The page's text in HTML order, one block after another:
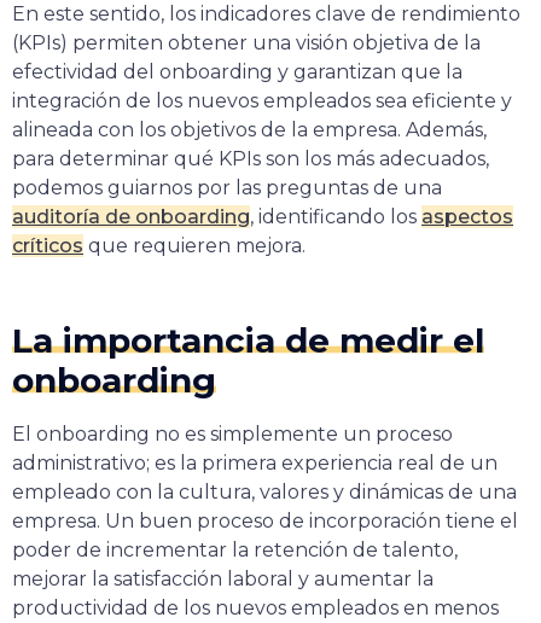
En este sentido, los indicadores clave de rendimiento
(KPIs) permiten obtener una visión objetiva de la
efectividad del onboarding y garantizan que la
integración de los nuevos empleados sea eficiente y
alineada con los objetivos de la empresa. Además,
para determinar qué KPIs son los más adecuados,
podemos guiarnos por las preguntas de una
auditoría de onboarding, identificando los aspectos
críticos que requieren mejora.
La importancia de medir el
onboarding
El onboarding no es simplemente un proceso
administrativo; es la primera experiencia real de un
empleado con la cultura, valores y dinámicas de una
empresa. Un buen proceso de incorporación tiene el
poder de incrementar la retención de talento,
mejorar la satisfacción laboral y aumentar la
productividad de los nuevos empleados en menos